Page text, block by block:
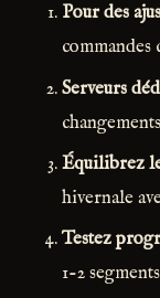
Pour des
commandes
Serveurs
Équilibrez
hivernale
Testez
1-2